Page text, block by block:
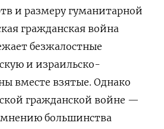
и размеру гуманитарной
гражданская война
безжалостные
и израильско-
вместе взятые. Однако
гражданской войне —
большинства